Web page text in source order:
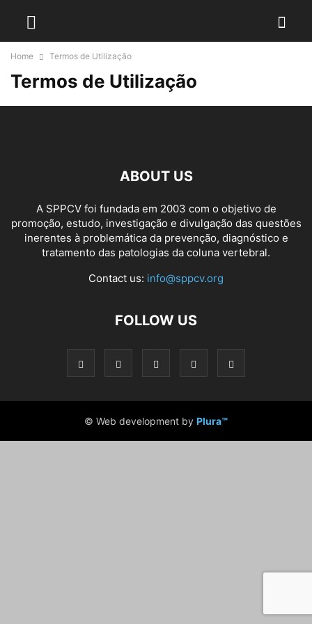
Home Termos de Utilização
Termos de Utilização
ABOUT US
A SPPCV foi fundada em 2003 com o objetivo de
promoção, estudo, investigação e divulgação das questões
inerentes à problemática da prevenção, diagnóstico e
tratamento das patologias da coluna vertebral.
Contact us: info@sppcv.org
FOLLOW US
© Web development by Plura™